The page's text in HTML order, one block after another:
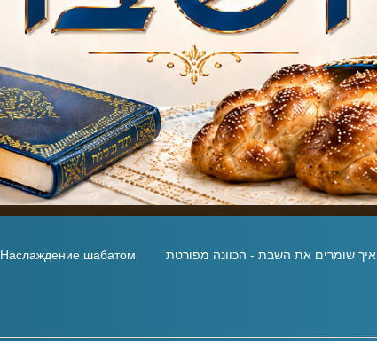
איך שומרים את השבת - הכוונה מפורטת Наслаждение шабатом